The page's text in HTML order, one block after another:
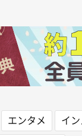
エンタメ
イ